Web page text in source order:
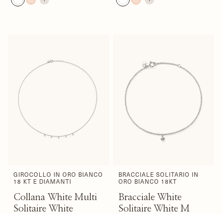
GIROCOLLO IN ORO BIANCO
18 KT E DIAMANTI
Collana White Multi
Solitaire White
BRACCIALE SOLITARIO IN
ORO BIANCO 18KT
Bracciale White
Solitaire White M